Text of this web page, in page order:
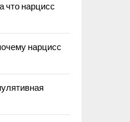
что нарцисс
нарцисс